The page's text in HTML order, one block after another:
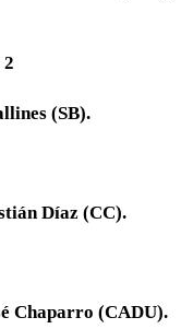
(SB).
Díaz (CC).
Chaparro (CADU).